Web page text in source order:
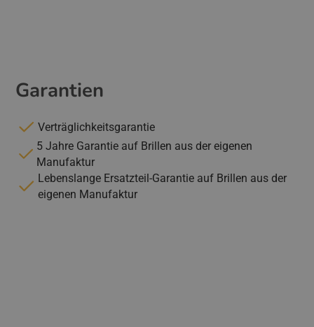
Garantien
Verträglichkeitsgarantie
5 Jahre Garantie auf Brillen aus der eigenen
Manufaktur
Lebenslange Ersatzteil-Garantie auf Brillen aus der
eigenen Manufaktur